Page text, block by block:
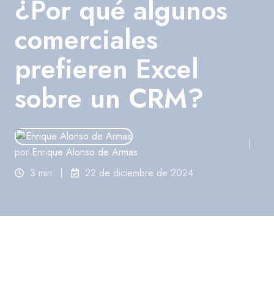
¿Por qué algunos
comerciales
prefieren Excel
sobre un CRM?
por Enrique Alonso de Armas
3 min
22 de diciembre de 2024